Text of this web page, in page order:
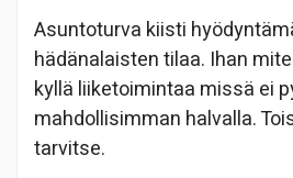
Asuntoturva kiisti
hädänalaisten tilaa. Ihan
kyllä liiketoimintaa missä ei
mahdollisimman halvalla.
tarvitse.